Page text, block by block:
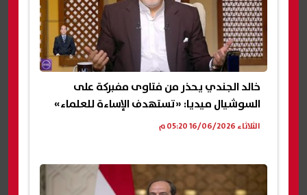
خالد الجندي يحذر من فتاوى مفبركة على
السوشيال ميديا: «تستهدف الإساءة للعلماء»
الثلاثاء 16/06/2026 05:20 م